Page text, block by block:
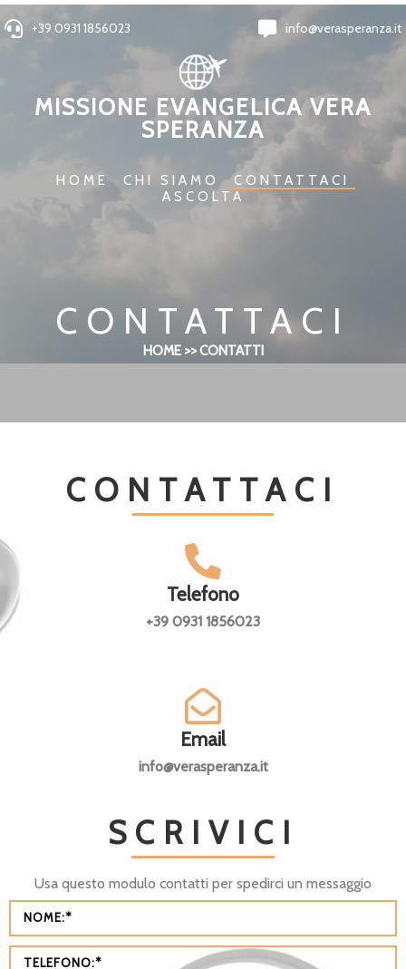
+39 0931 1856023 info@verasperanza.it
MISSIONE EVANGELICA VERA
SPERANZA
HOME CHI SIAMO
CONTATTACI
ASCOLTA
CONTATTACI
HOME >> CONTATTI
CONTATTACI
Telefono
+39 0931 1856023
Email
info@verasperanza.it
SCRIVICI
Usa questo modulo contatti per spedirci un messaggio